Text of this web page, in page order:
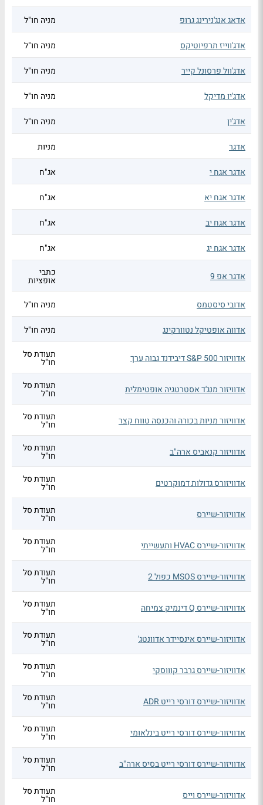
אדאג אנג'נירינג גרופ מניה חו"ל
אדג'ווייז תרפיוטיקס מניה חו"ל
אדג'וול פרסונל קייר מניה חו"ל
אדג'יו מדיקל מניה חו"ל
אדג'ין מניה חו"ל
אדגר מניות
אדגר אגח י אג"ח
אדגר אגח יא אג"ח
אדגר אגח יב אג"ח
אדגר אגח יג אג"ח
אדגר אפ 9 כתבי
אופציות
אדובי סיסטמס
מניה חו"ל
אדווה אופטיקל נטוורקינג מניה חו"ל
אדוויזור S&P 500 דיבידנד גבוה ערך תעודת סל
חו"ל
אדוויזור מנג'ד אסטרטגיה אופטימלית תעודת סל
חו"ל
אדוויזור מניות בכורה והכנסה טווח קצר תעודת סל
חו"ל
אדוויזור קנאביס ארה"ב תעודת סל
חו"ל
אדוויזורס גדולות דמוקרטים תעודת סל
חו"ל
אדוויזור-שיירס תעודת סל
חו"ל
אדוויזור-שיירס HVAC ותעשייתי תעודת סל
חו"ל
אדוויזור-שיירס MSOS כפול 2 תעודת סל
חו"ל
אדוויזור-שיירס Q דינמיק צמיחה תעודת סל
חו"ל
אדוויזור-שיירס אינסיידר אדוונטג' תעודת סל
חו"ל
אדוויזור-שיירס גרבר קוווסקי תעודת סל
חו"ל
אדוויזור-שיירס דורסי רייט ADR תעודת סל
חו"ל
אדוויזור-שיירס דורסי רייט בינלאומי תעודת סל
חו"ל
אדוויזור-שיירס דורסי רייט בסיס ארה"ב תעודת סל
חו"ל
אדוויזור-שיירס וייס תעודת סל
חו"ל